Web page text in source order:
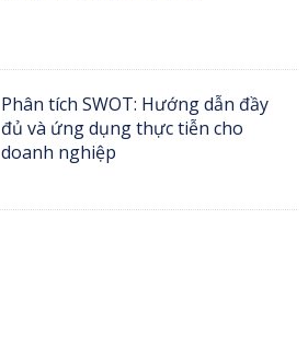
Phân tích SWOT: Hướng dẫn đầy
đủ và ứng dụng thực tiễn cho
doanh nghiệp